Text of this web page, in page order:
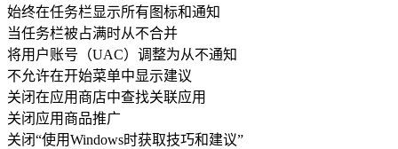
始终在任务栏显示所有图标和通知
当任务栏被占满时从不合并
将用户账号（UAC）调整为从不通知
不允许在开始菜单中显示建议
关闭在应用商店中查找关联应用
关闭应用商品推广
关闭“使用Windows时获取技巧和建议”